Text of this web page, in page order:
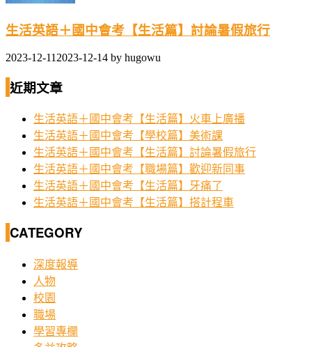
生活英語＋國中會考【生活篇】討論暑假旅行
2023-12-11 2023-12-14 by hugowu
近期文章
生活英語＋國中會考【生活篇】火車上廣播
生活英語＋國中會考【學校篇】美術課
生活英語＋國中會考【生活篇】討論暑假旅行
生活英語＋國中會考【職場篇】歡迎新同事
生活英語＋國中會考【生活篇】牙痛了
生活英語＋國中會考【生活篇】搭計程車
CATEGORY
深度報導
人物
校園
職場
學習專欄